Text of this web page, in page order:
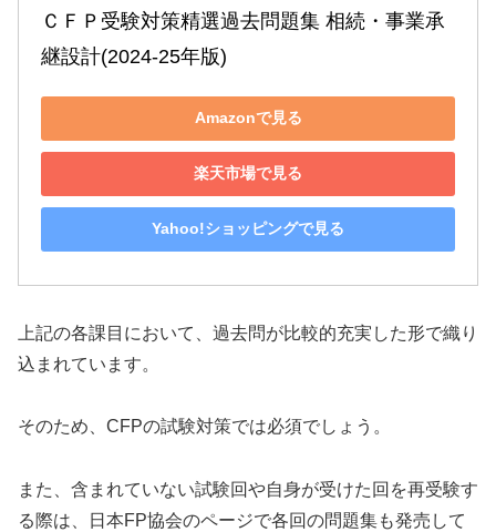
ＣＦＰ受験対策精選過去問題集 相続・事業承
継設計(2024-25年版)
Amazonで見る
楽天市場で見る
Yahoo!ショッピングで見る
上記の各課目において、過去問が比較的充実した形で織り
込まれています。
そのため、CFPの試験対策では必須でしょう。
また、含まれていない試験回や自身が受けた回を再受験す
る際は、日本FP協会のページで各回の問題集も発売して